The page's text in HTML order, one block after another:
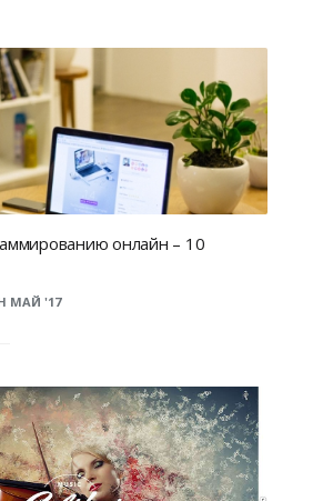
онлайн – 10
МАЙ '17